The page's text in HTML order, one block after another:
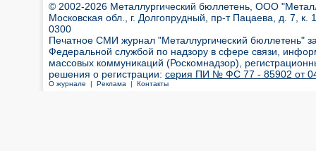
© 2002-2026 Металлургический бюллетень, ООО
Московская обл., г. Долгопрудный, пр-т Пацаева, д. 7,
0300
Печатное СМИ журнал "Металлургический бюллетень"
Федеральной службой по надзору в сфере связи,
массовых коммуникаций (Роскомнадзор),
решения о регистрации: серия ПИ № ФС 77 - 85902 от 04
О журнале | Реклама | Контакты